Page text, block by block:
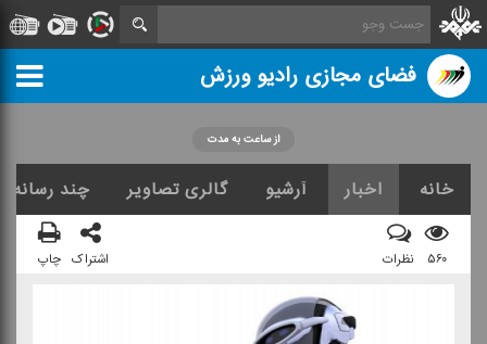
فضای مجازی رادیو ورزش
از ساعت به مدت
خانه اخبار آرشیو گالری تصاویر چند رسانه
۵۶۰ نظرات اشتراک چاپ